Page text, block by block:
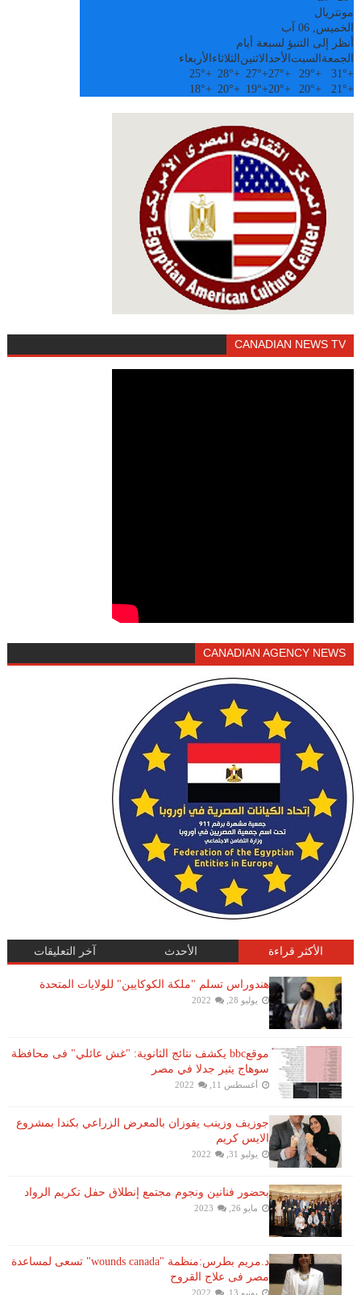
مونتريال
الخميس, 06 آب
أنظر إلى التنبؤ لسبعة أيام
الجمعة السبت الأحدالاثنين الثلاثاء الأربعاء
+
31°
+
29°
+
27°
+
27°
+
28°
+
25°
+
21°
+
20°
+
20°
+
19°
+
20°
+
18°
CANADIAN NEWS TV
CANADIAN AGENCY NEWS
الأكثر قراءة الأحدث آخر التعليقات
هندوراس تسلم "ملكة الكوكايين" للولايات المتحدة
يوليو 28, 2022
موقعbbc يكشف نتائج الثانوية: "غش عائلي" فى محافظة
سوهاج يثير جدلا في مصر
أغسطس 11, 2022
جوزيف وزينب يفوزان بالمعرض الزراعي بكندا بمشروع
الايس كريم
يوليو 31, 2022
بحضور فنانين ونجوم مجتمع إنطلاق حفل تكريم الرواد
مايو 26, 2023
د.مريم بطرس:منظمة "wounds canada" تسعى لمساعدة
مصر فى علاج القروح
يونيو 13, 2022